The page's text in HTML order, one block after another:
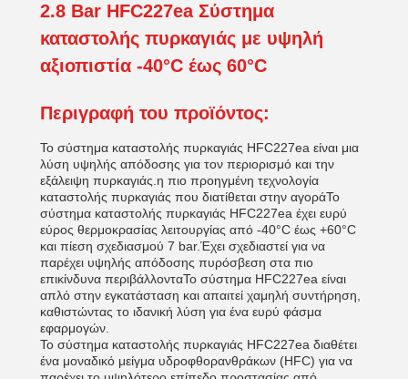
2.8 Bar HFC227ea Σύστημα
καταστολής πυρκαγιάς με υψηλή
αξιοπιστία -40°C έως 60°C
Περιγραφή του προϊόντος:
Το σύστημα καταστολής πυρκαγιάς HFC227ea είναι μια
λύση υψηλής απόδοσης για τον περιορισμό και την
εξάλειψη πυρκαγιάς.η πιο προηγμένη τεχνολογία
καταστολής πυρκαγιάς που διατίθεται στην αγοράΤο
σύστημα καταστολής πυρκαγιάς HFC227ea έχει ευρύ
εύρος θερμοκρασίας λειτουργίας από -40°C έως +60°C
και πίεση σχεδιασμού 7 bar.Έχει σχεδιαστεί για να
παρέχει υψηλής απόδοσης πυρόσβεση στα πιο
επικίνδυνα περιβάλλονταΤο σύστημα HFC227ea είναι
απλό στην εγκατάσταση και απαιτεί χαμηλή συντήρηση,
καθιστώντας το ιδανική λύση για ένα ευρύ φάσμα
εφαρμογών.
Το σύστημα καταστολής πυρκαγιάς HFC227ea διαθέτει
ένα μοναδικό μείγμα υδροφθορανθράκων (HFC) για να